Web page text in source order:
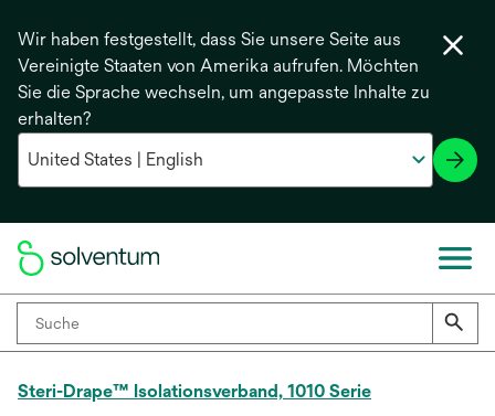
Wir haben festgestellt, dass Sie unsere Seite aus
Vereinigte Staaten von Amerika aufrufen. Möchten
Sie die Sprache wechseln, um angepasste Inhalte zu
erhalten?
Steri-Drape™ Isolationsverband, 1010 Serie